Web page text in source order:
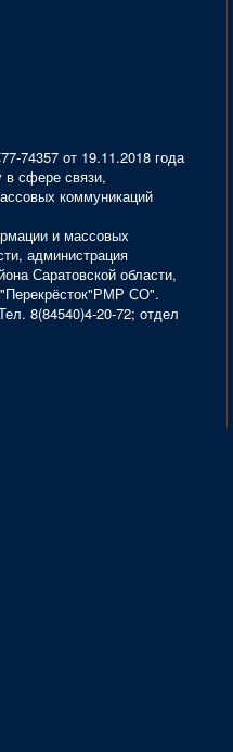
74357 от 19.11.2018 года
сфере связи,
коммуникаций
и массовых
администрация
Саратовской области,
СО".
8(84540)4-20-72; отдел